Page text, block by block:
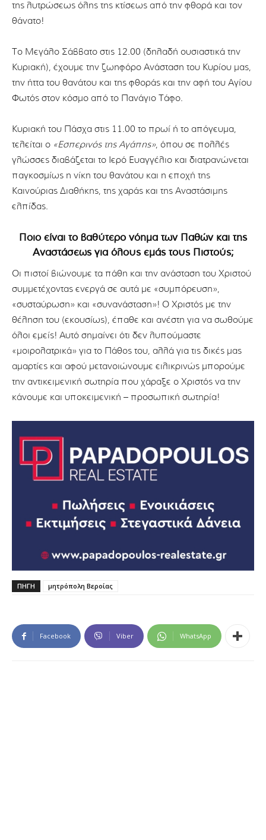
της λυτρώσεως όλης της κτίσεως από την φθορά και τον
θάνατο!
Το Μεγάλο Σάββατο στις 12.00 (δηλαδή ουσιαστικά την
Κυριακή), έχουμε την ζωηφόρο Ανάσταση του Κυρίου μας,
την ήττα του θανάτου και της φθοράς και την αφή του Αγίου
Φωτός στον κόσμο από το Πανάγιο Τάφο.
Κυριακή του Πάσχα στις 11.00 το πρωί ή το απόγευμα,
τελείται ο «Εσπερινός της Αγάπης», όπου σε πολλές
γλώσσες διαβάζεται το Ιερό Ευαγγέλιο και διατρανώνεται
παγκοσμίως η νίκη του θανάτου και η εποχή της
Καινούριας Διαθήκης, της χαράς και της Αναστάσιμης
ελπίδας.
Ποιο είναι το βαθύτερο νόημα των Παθών και της
Αναστάσεως για όλους εμάς τους Πιστούς;
Οι πιστοί βιώνουμε τα πάθη και την ανάσταση του Χριστού
συμμετέχοντας ενεργά σε αυτά με «συμπόρευση»,
«συσταύρωση» και «συνανάσταση»! Ο Χριστός με την
θέληση του (εκουσίως), έπαθε και ανέστη για να σωθούμε
όλοι εμείς! Αυτό σημαίνει ότι δεν λυπούμαστε
«μοιρολατρικά» για το Πάθος του, αλλά για τις δικές μας
αμαρτίες και αφού μετανοιώνουμε ειλικρινώς μπορούμε
την αντικειμενική σωτηρία που χάραξε ο Χριστός να την
κάνουμε και υποκειμενική – προσωπική σωτηρία!
ΠΗΓΗ μητρόπολη Βεροίας
Facebook Viber WhatsApp